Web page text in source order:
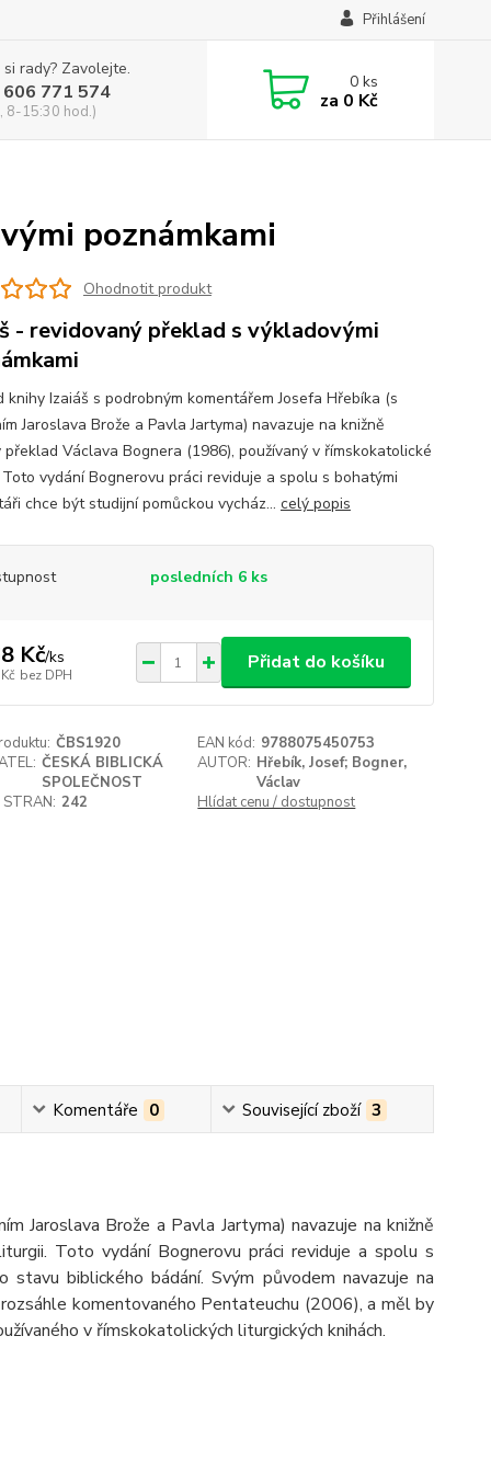
Přihlášení
rady? Zavolejte.
771 574
8-15:30 hod.)
0ks
za 0 Kč
poznámkami
Ohodnotit produkt
- revidovaný překlad s výkladovými
knihy Izaiáš s podrobným komentářem Josefa Hřebíka (s
Jaroslava Brože a Pavla Jartyma) navazuje na knižně
překlad Václava Bognera (1986), používaný v římskokatolické
vydání Bognerovu práci reviduje a spolu s bohatými
chce být studijní pomůckou vycház... celý popis
posledních 6 ks
Kč/ks
bez DPH
Přidat do košíku
ČBS1920 EAN kód: 9788075450753
ČESKÁ BIBLICKÁ
SPOLEČNOST
AUTOR: Hřebík, Josef; Bogner,
Václav
STRAN: 242 Hlídat cenu / dostupnost
Komentáře 0 Související zboží 3
Jaroslava Brože a Pavla Jartyma) navazuje na knižně
Toto vydání Bognerovu práci reviduje a spolu s
biblického bádání. Svým původem navazuje na
komentovaného Pentateuchu (2006), a měl by
v římskokatolických liturgických knihách.